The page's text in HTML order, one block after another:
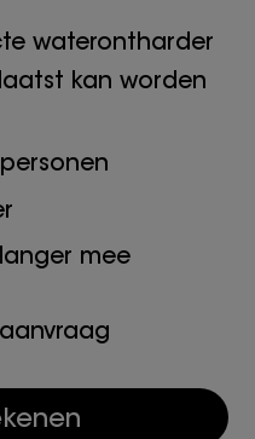
waterontharder
kan worden
mee